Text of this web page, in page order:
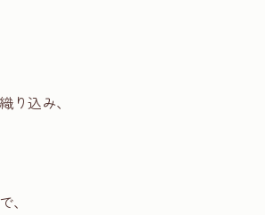
り込み、
、